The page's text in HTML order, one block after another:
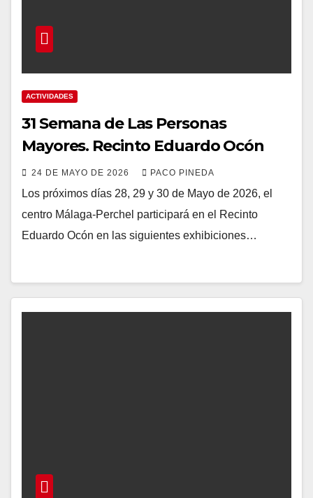
ACTIVIDADES
31 Semana de Las Personas
Mayores. Recinto Eduardo Ocón
24 DE MAYO DE 2026 PACO PINEDA
Los próximos días 28, 29 y 30 de Mayo de 2026, el
centro Málaga-Perchel participará en el Recinto
Eduardo Ocón en las siguientes exhibiciones…